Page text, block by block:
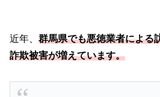
近年、 群馬県でも悪徳業者による
詐欺被害が増えています。